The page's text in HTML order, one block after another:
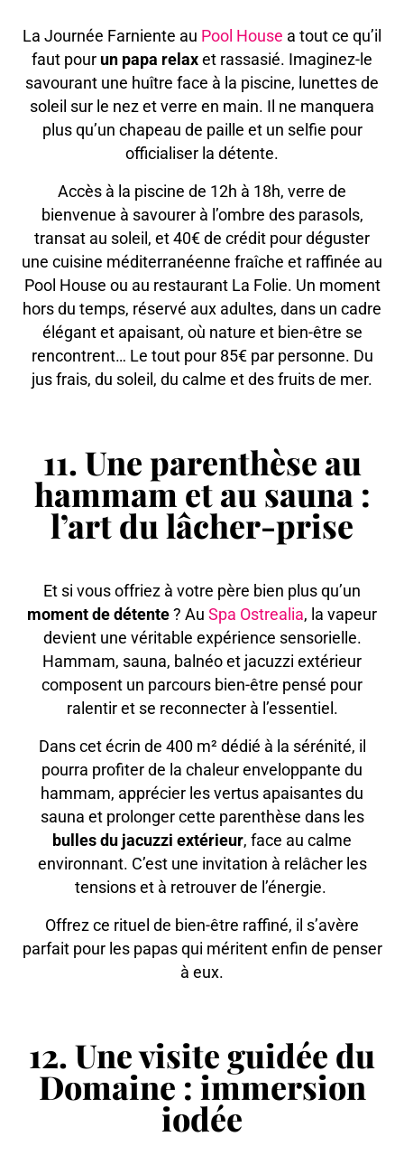
La Journée Farniente au Pool House a tout ce qu’il
faut pour un papa relaxet rassasié. Imaginez-le
savourant une huître face à la piscine, lunettes de
soleil sur le nez et verre en main. Il ne manquera
plus qu’un chapeau de paille et un selfie pour
officialiser la détente.
Accès à la piscine de 12h à 18h, verre de
bienvenue à savourer à l’ombre des parasols,
transat au soleil, et 40€ de crédit pour déguster
une cuisine méditerranéenne fraîche et raffinée au
Pool House ou au restaurant La Folie. Un moment
hors du temps, réservé aux adultes, dans un cadre
élégant et apaisant, où nature et bien-être se
rencontrent… Le tout pour 85€ par personne. Du
jus frais, du soleil, du calme et des fruits de mer.
11. Une parenthèse au
hammam et au sauna :
l’art du lâcher-prise
Et si vous offriez à votre père bien plus qu’un
moment de détente? Au Spa Ostrealia, la vapeur
devient une véritable expérience sensorielle.
Hammam, sauna, balnéo et jacuzzi extérieur
composent un parcours bien-être pensé pour
ralentir et se reconnecter à l’essentiel.
Dans cet écrin de 400 m² dédié à la sérénité, il
pourra profiter de la chaleur enveloppante du
hammam, apprécier les vertus apaisantes du
sauna et prolonger cette parenthèse dans les
bulles du jacuzzi extérieur, face au calme
environnant. C’est une invitation à relâcher les
tensions et à retrouver de l’énergie.
Offrez ce rituel de bien-être raffiné, il s’avère
parfait pour les papas qui méritent enfin de penser
à eux.
12. Une visite guidée du
Domaine : immersion
iodée